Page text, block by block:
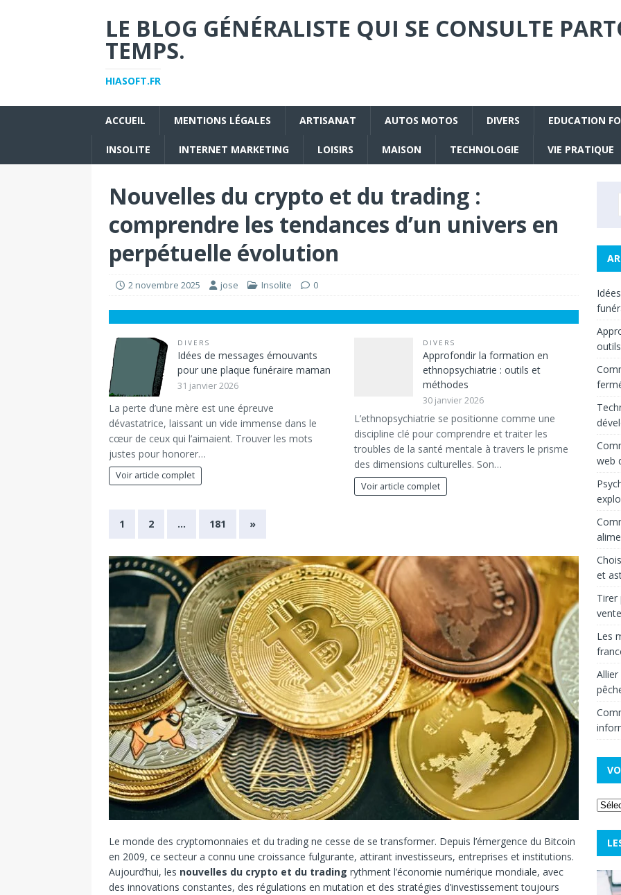
LE BLOG GÉNÉRALISTE QUI SE CONSULTE
TEMPS.
HIASOFT.FR
ACCUEIL MENTIONS LÉGALES ARTISANAT AUTOS MOTOS DIVERS EDUCATION
INSOLITE INTERNET MARKETING LOISIRS MAISON TECHNOLOGIE VIE PRATIQUE
Nouvelles du crypto et du trading :
comprendre les tendances d’un univers en
perpétuelle évolution
2 novembre 2025 jose Insolite 0
DIVERS
Idées de messages émouvants
pour une plaque funéraire maman
31 janvier 2026
La perte d’une mère est une épreuve
dévastatrice, laissant un vide immense dans le
cœur de ceux qui l’aimaient. Trouver les mots
justes pour honorer…
Voir article complet
DIVERS
Approfondir la formation en
ethnopsychiatrie : outils et
méthodes
30 janvier 2026
L’ethnopsychiatrie se positionne comme une
discipline clé pour comprendre et traiter les
troubles de la santé mentale à travers le prisme
des dimensions culturelles. Son…
Voir article complet
1 2 … 181 »
Le monde des cryptomonnaies et du trading ne cesse de se transformer. Depuis l’émergence du Bitcoin
en 2009, ce secteur a connu une croissance fulgurante, attirant investisseurs, entreprises et institutions.
Aujourd’hui, les nouvelles du crypto et du trading rythment l’économie numérique mondiale, avec
des innovations constantes, des régulations en mutation et des stratégies d’investissement toujours
web
et
Les